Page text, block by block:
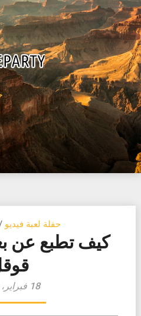
Skip
to
content
حفلة لعبة فيديو
كيف تطبع عن
18 فبراير، 2022